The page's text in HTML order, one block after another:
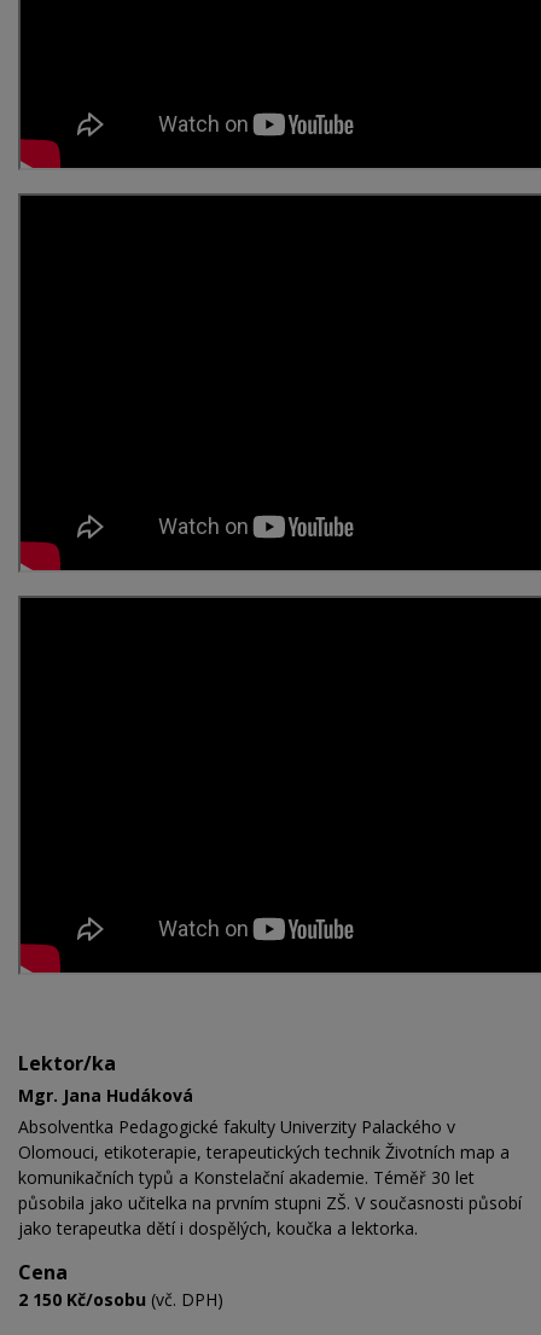
Lektor/ka
Mgr. Jana Hudáková
Absolventka Pedagogické fakulty Univerzity Palackého v
Olomouci, etikoterapie, terapeutických technik Životních map a
komunikačních typů a Konstelační akademie. Téměř 30 let
působila jako učitelka na prvním stupni ZŠ. V současnosti působí
jako terapeutka dětí i dospělých, koučka a lektorka.
Cena
2 150 Kč/osobu (vč. DPH)